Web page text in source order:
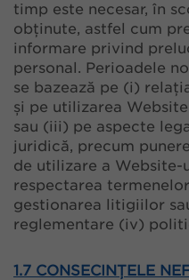
timp este necesar, în
obținute, astfel cum
informare privind
personal. Perioadele
se bazează pe (i)
și pe utilizarea
sau (iii) pe aspecte
juridică, precum
de utilizare a Website-
respectarea
gestionarea litigiilor
reglementare (iv)
1.7 CONSECINȚELE